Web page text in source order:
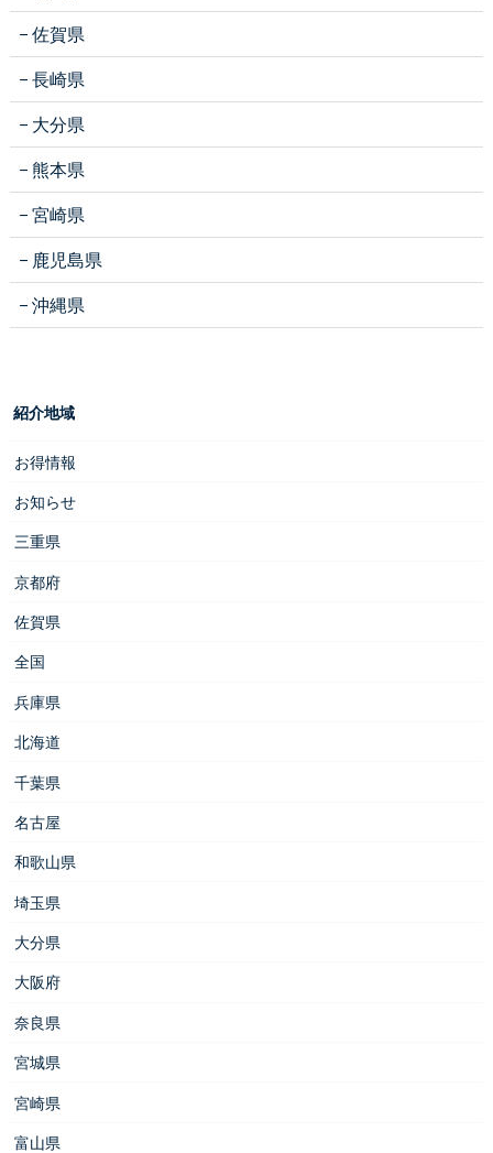
佐賀県
長崎県
大分県
熊本県
宮崎県
鹿児島県
沖縄県
紹介地域
お得情報
お知らせ
三重県
京都府
佐賀県
全国
兵庫県
北海道
千葉県
名古屋
和歌山県
埼玉県
大分県
大阪府
奈良県
宮城県
宮崎県
富山県